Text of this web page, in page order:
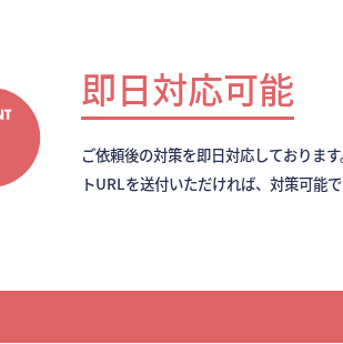
即日対応可能
ご依頼後の対策を即日対応しておりま
トURLを送付いただければ、対策可能で